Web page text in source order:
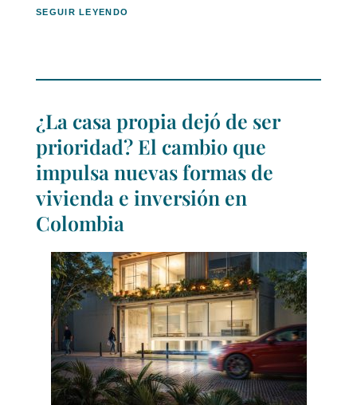
SEGUIR LEYENDO
¿La casa propia dejó de ser
prioridad? El cambio que
impulsa nuevas formas de
vivienda e inversión en
Colombia